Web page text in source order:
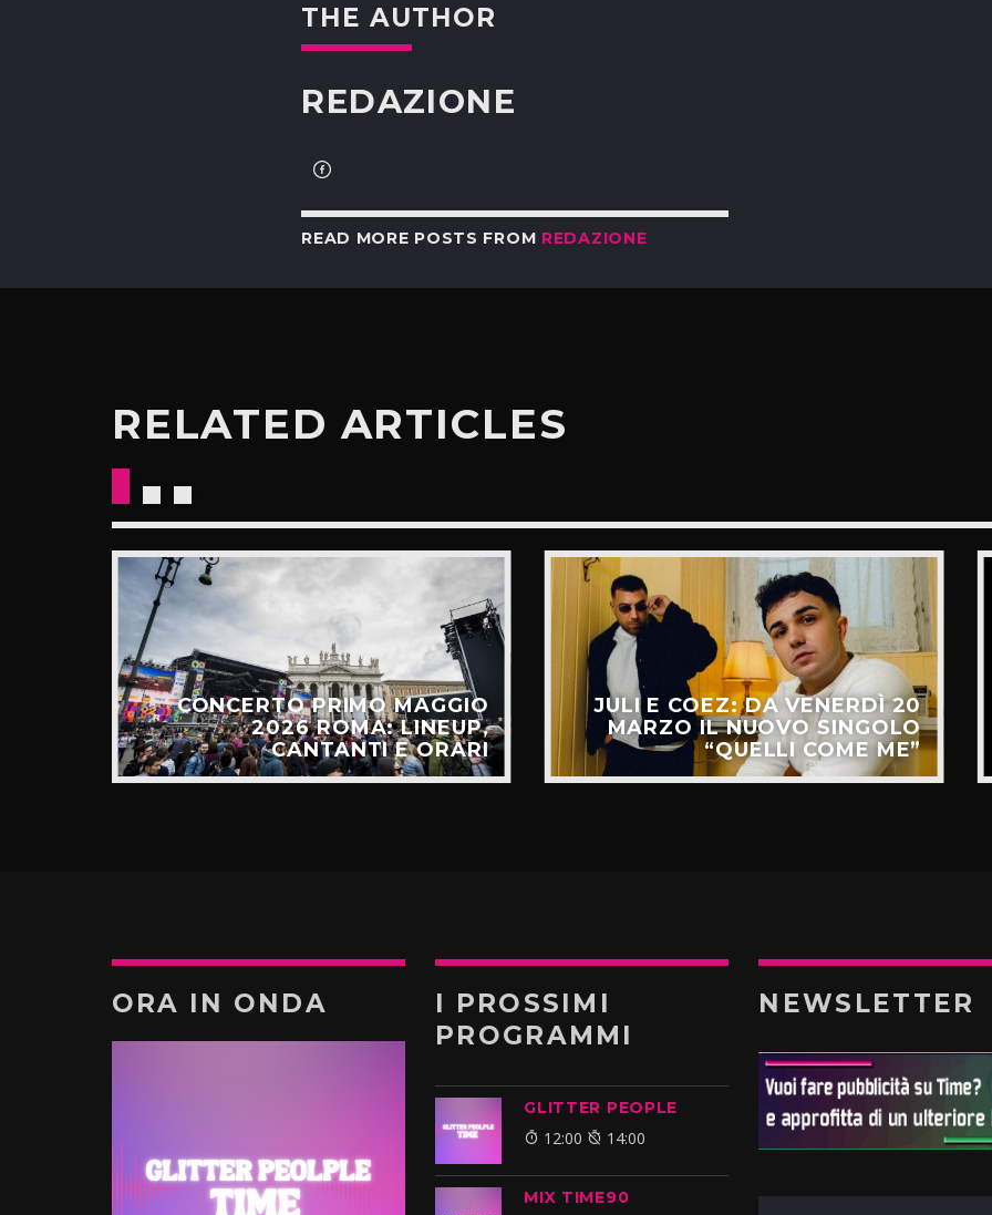
THE AUTHOR
REDAZIONE
READ MORE POSTS FROM REDAZIONE
RELATED ARTICLES
CONCERTO PRIMO MAGGIO
2026 ROMA: LINEUP,
CANTANTI E ORARI
JULI E COEZ: DA VENERDÌ 20
MARZO IL NUOVO SINGOLO
“QUELLI COME ME”
ORA IN ONDA
I PROSSIMI
PROGRAMMI
GLITTER PEOPLE
12:00 14:00
MIX TIME90
NEWSLETTER